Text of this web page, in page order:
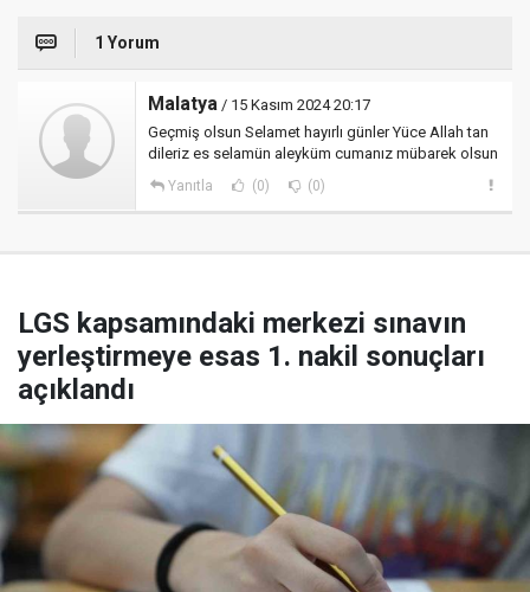
1 Yorum
Malatya / 15 Kasım 2024 20:17
Geçmiş olsun Selamet hayırlı günler Yüce Allah tan
dileriz es selamün aleyküm cumanız mübarek olsun
Yanıtla (0) (0)
LGS kapsamındaki merkezi sınavın
yerleştirmeye esas 1. nakil sonuçları
açıklandı